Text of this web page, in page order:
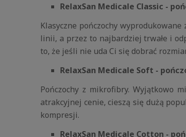
RelaxSan Medicale Classic -
Klasyczne pończochy
linii, a przez to najbardziej trwałe i
to, że jeśli nie uda Ci się dobrać
RelaxSan Medicale Soft -
Pończochy z mikrofibry. Wyjątkowo
atrakcyjnej cenie, cieszą się dużą
kompresji.
RelaxSan Medicale Cotton -